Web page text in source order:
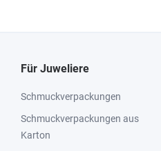
Für Juweliere
Schmuckverpackungen
Schmuckverpackungen aus
Karton